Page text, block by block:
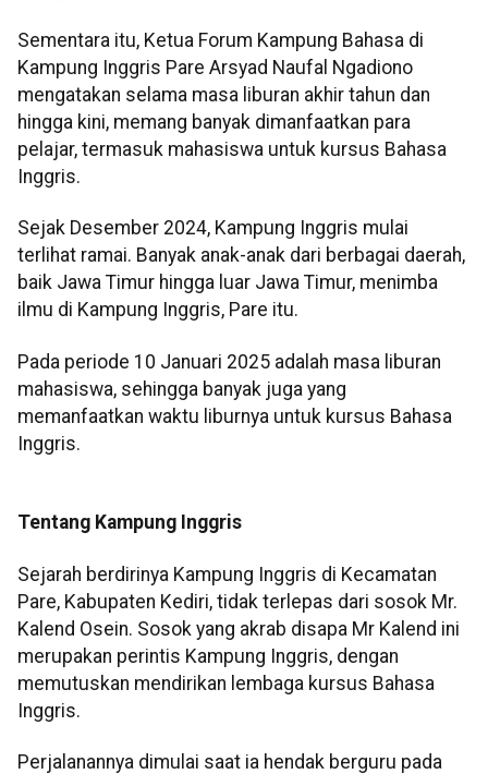
Sementara itu, Ketua Forum Kampung Bahasa di
Kampung Inggris Pare Arsyad Naufal Ngadiono
mengatakan selama masa liburan akhir tahun dan
hingga kini, memang banyak dimanfaatkan para
pelajar, termasuk mahasiswa untuk kursus Bahasa
Inggris.
Sejak Desember 2024, Kampung Inggris mulai
terlihat ramai. Banyak anak-anak dari berbagai daerah,
baik Jawa Timur hingga luar Jawa Timur, menimba
ilmu di Kampung Inggris, Pare itu.
Pada periode 10 Januari 2025 adalah masa liburan
mahasiswa, sehingga banyak juga yang
memanfaatkan waktu liburnya untuk kursus Bahasa
Inggris.
Tentang Kampung Inggris
Sejarah berdirinya Kampung Inggris di Kecamatan
Pare, Kabupaten Kediri, tidak terlepas dari sosok Mr.
Kalend Osein. Sosok yang akrab disapa Mr Kalend ini
merupakan perintis Kampung Inggris, dengan
memutuskan mendirikan lembaga kursus Bahasa
Inggris.
Perjalanannya dimulai saat ia hendak berguru pada